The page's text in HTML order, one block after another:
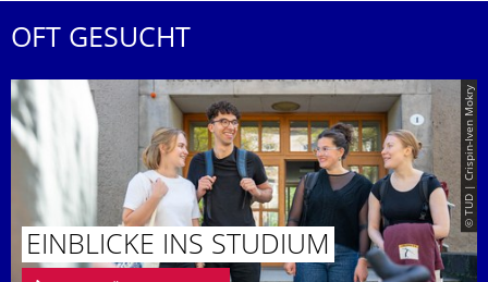
OFT GESUCHT
© TUD | Crispin-Iven Mokry
EINBLICKE INS STUDIUM